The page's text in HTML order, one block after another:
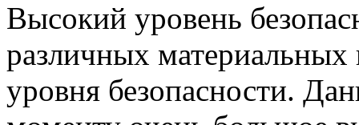
Высокий уровень
различных материальных
уровня безопасности.